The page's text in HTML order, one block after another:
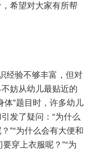
希望对大家有所帮
经验不够丰富，但对
妨从幼儿最贴近的
体”题目时，许多幼儿
发了疑问：“为什么
”“为什么会有大便和
要穿上衣服呢？”“为